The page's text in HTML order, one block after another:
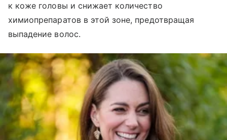
к коже головы и снижает количество
химиопрепаратов в этой зоне, предотвращая
выпадение волос.